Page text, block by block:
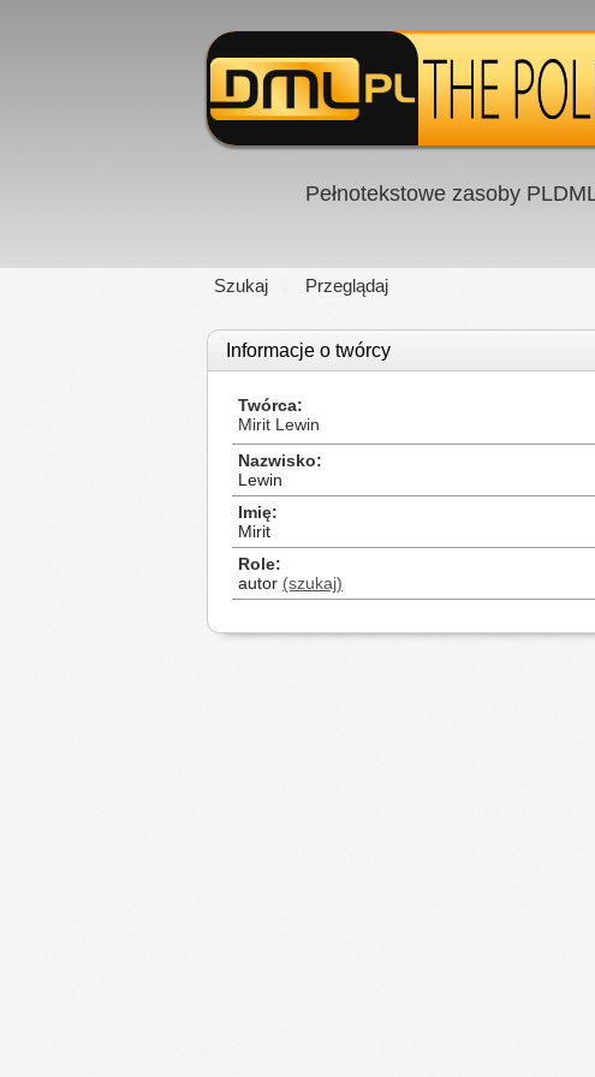
Pełnotekstowe zasoby
Szukaj Przeglądaj
Informacje o twórcy
Twórca
Mirit Lewin
Nazwisko
Lewin
Imię
Mirit
Role
autor (szukaj)